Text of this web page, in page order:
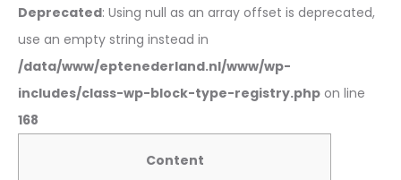
Deprecated: Using null as an array offset is deprecated,
use an empty string instead in
/data/www/eptenederland.nl/www/wp-
includes/class-wp-block-type-registry.php on line
168
Content